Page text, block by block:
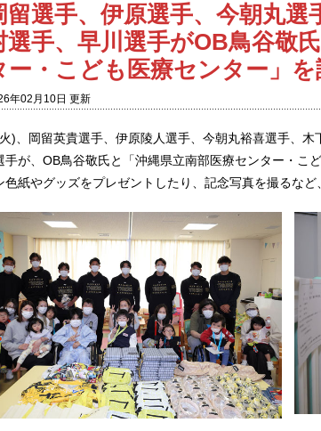
留選手、伊原選手、今朝丸選
選手、早川選手がOB鳥谷敬
ー・こども医療センター」を
年02月10日 更新
)、岡留英貴選手、伊原陵人選手、今朝丸裕喜選手、木
手が、OB鳥谷敬氏と「沖縄県立南部医療センター・こ
色紙やグッズをプレゼントしたり、記念写真を撮るな